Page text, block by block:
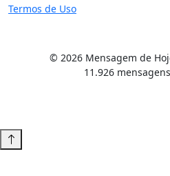
Termos de Uso
© 2026 Mensagem de
11.926